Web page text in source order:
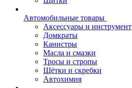
Автомобильные товары
Аксессуары и инструмент
Домкраты
Канистры
Масла и смазки
Тросы и стропы
Щётки и скребки
Автохимия